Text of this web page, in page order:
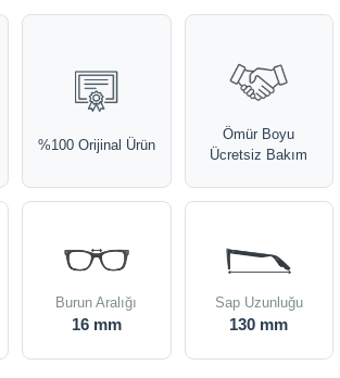
%100 Orijinal Ürün
Ömür Boyu
Ücretsiz Bakım
Burun Aralığı
16 mm
Sap Uzunluğu
130 mm